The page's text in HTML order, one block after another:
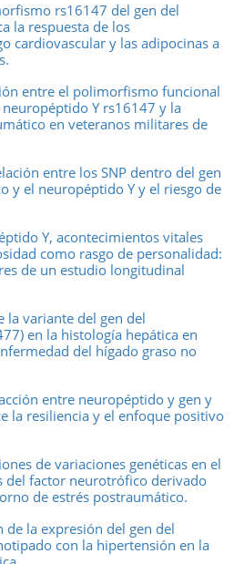
rs16147 del gen del
la respuesta de los
cardiovascular y las adipocinas a
entre el polimorfismo funcional
Y rs16147 y la
en veteranos militares de
entre los SNP dentro del gen
y el neuropéptido Y y el riesgo de
Y, acontecimientos vitales
como rasgo de personalidad:
de un estudio longitudinal
la variante del gen del
en la histología hepática en
del hígado graso no
entre neuropéptido y gen y
la resiliencia y el enfoque positivo
de variaciones genéticas en el
del factor neurotrófico derivado
de estrés postraumático.
de la expresión del gen del
con la hipertensión en la